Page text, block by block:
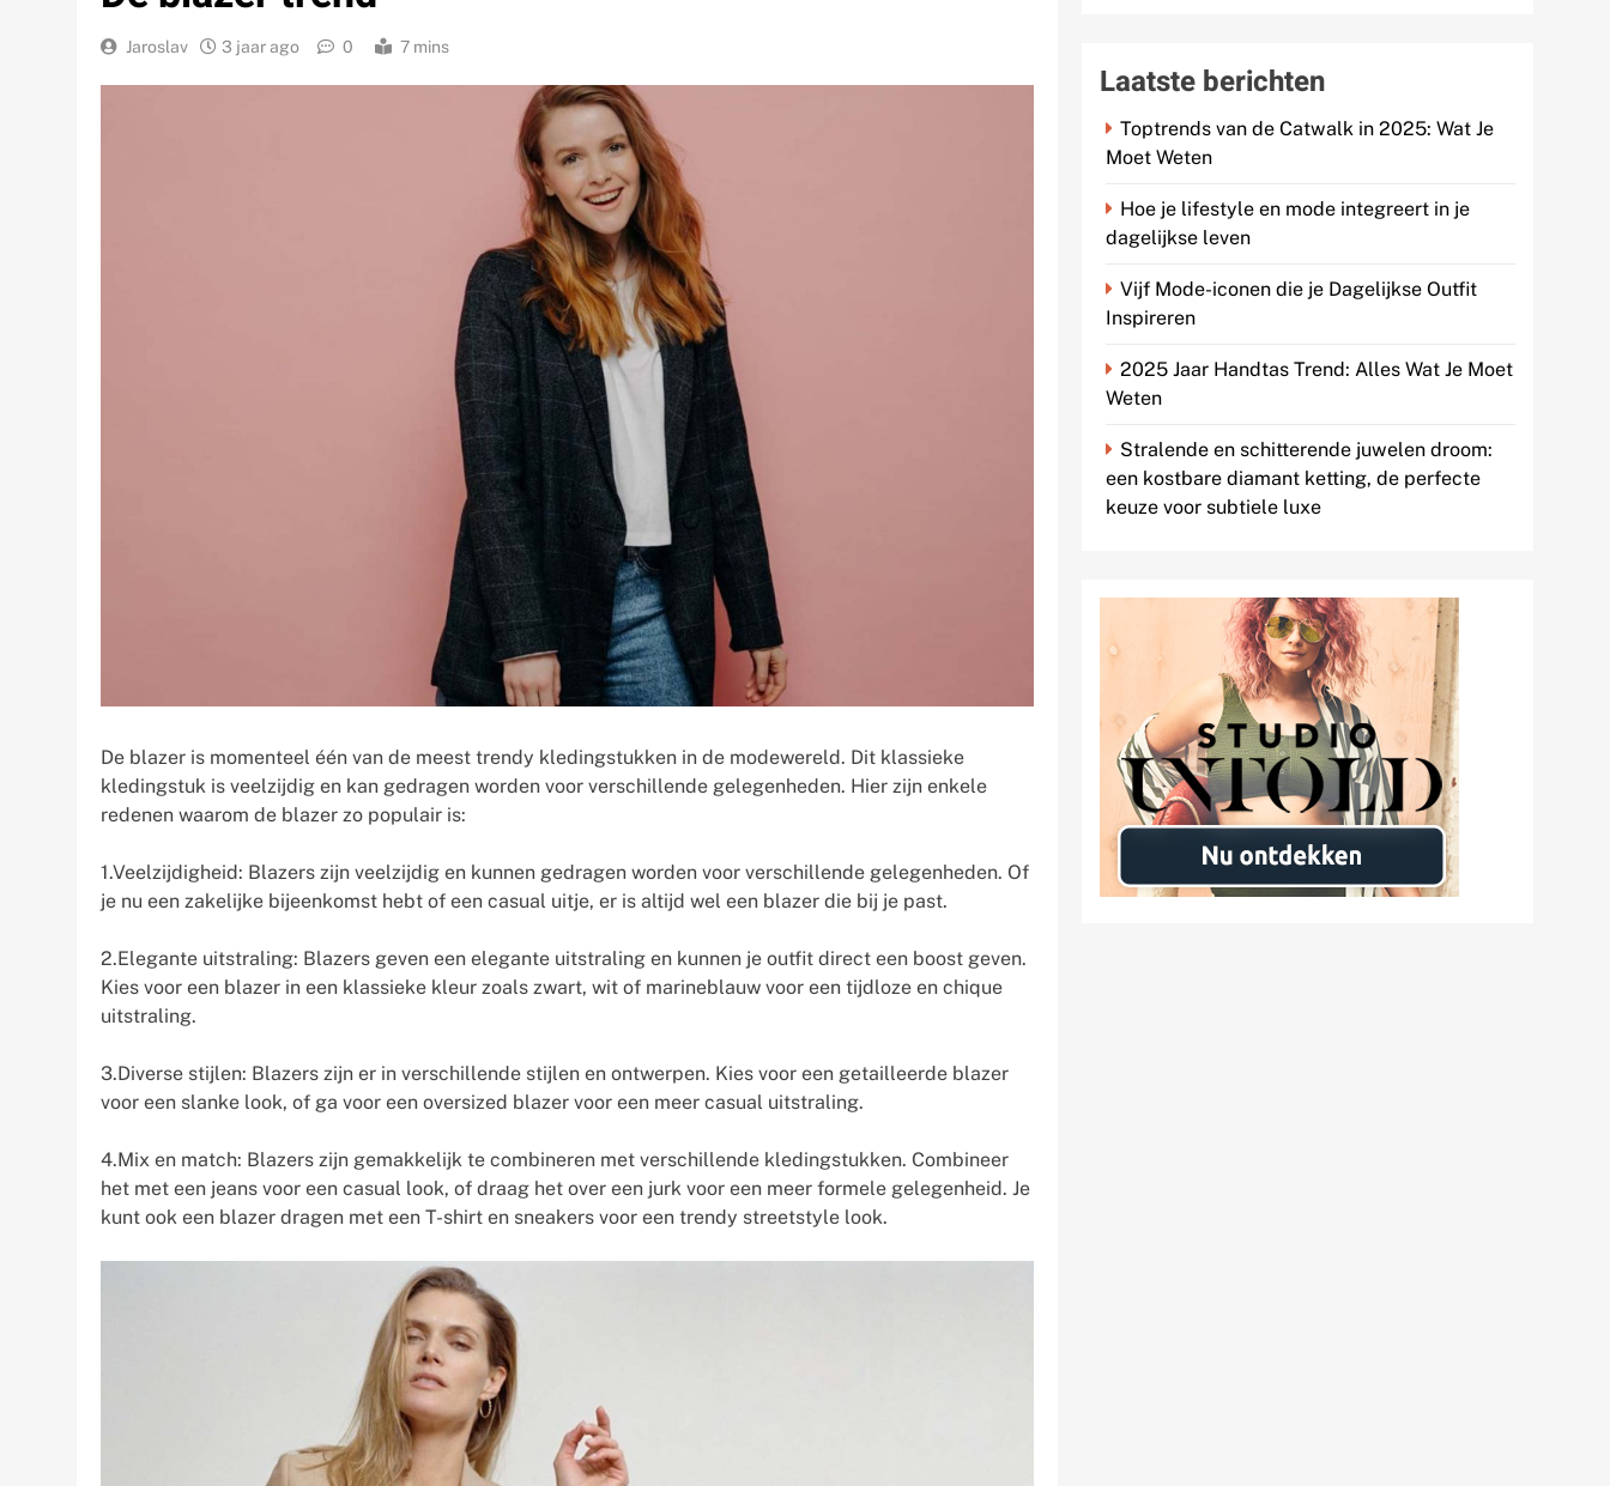
Jaroslav 3 jaar ago 0 7 mins
De blazer is momenteel één van de meest trendy kledingstukken in de modewereld. Dit klassieke
kledingstuk is veelzijdig en kan gedragen worden voor verschillende gelegenheden. Hier zijn enkele
redenen waarom de blazer zo populair is:
1.Veelzijdigheid: Blazers zijn veelzijdig en kunnen gedragen worden voor verschillende gelegenheden. Of
je nu een zakelijke bijeenkomst hebt of een casual uitje, er is altijd wel een blazer die bij je past.
2.Elegante uitstraling: Blazers geven een elegante uitstraling en kunnen je outfit direct een boost geven.
Kies voor een blazer in een klassieke kleur zoals zwart, wit of marineblauw voor een tijdloze en chique
uitstraling.
3.Diverse stijlen: Blazers zijn er in verschillende stijlen en ontwerpen. Kies voor een getailleerde blazer
voor een slanke look, of ga voor een oversized blazer voor een meer casual uitstraling.
4.Mix en match: Blazers zijn gemakkelijk te combineren met verschillende kledingstukken. Combineer
het met een jeans voor een casual look, of draag het over een jurk voor een meer formele gelegenheid. Je
kunt ook een blazer dragen met een T-shirt en sneakers voor een trendy streetstyle look.
Laatste berichten
Toptrends van de Catwalk in 2025: Wat Je
Moet Weten
Hoe je lifestyle en mode integreert in je
dagelijkse leven
Vijf Mode-iconen die je Dagelijkse Outfit
Inspireren
2025 Jaar Handtas Trend: Alles Wat Je Moet
Weten
Stralende en schitterende juwelen droom:
een kostbare diamant ketting, de perfecte
keuze voor subtiele luxe